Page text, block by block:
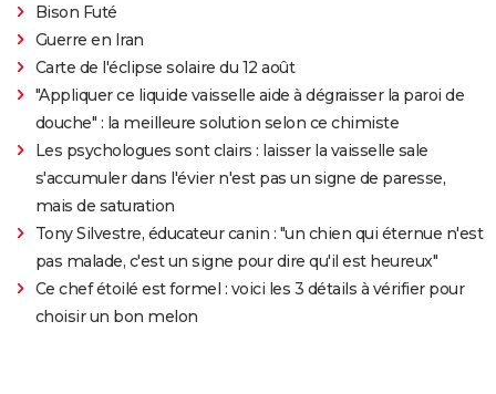
Bison Futé
Guerre en Iran
Carte de l'éclipse solaire du 12 août
"Appliquer ce liquide vaisselle aide à dégraisser la paroi de
douche" : la meilleure solution selon ce chimiste
Les psychologues sont clairs : laisser la vaisselle sale
s'accumuler dans l'évier n'est pas un signe de paresse,
mais de saturation
Tony Silvestre, éducateur canin : "un chien qui éternue n'est
pas malade, c'est un signe pour dire qu'il est heureux"
Ce chef étoilé est formel : voici les 3 détails à vérifier pour
choisir un bon melon